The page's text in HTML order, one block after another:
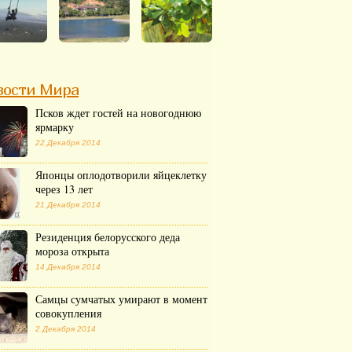
Мира
Псков ждет гостей на новогоднюю
ярмарку
22 Декабря 2014
Японцы оплодотворили яйцеклетку
через 13 лет
21 Декабря 2014
Резиденция белорусского деда
мороза открыта
14 Декабря 2014
Самцы сумчатых умирают в момент
совокупления
2 Декабря 2014